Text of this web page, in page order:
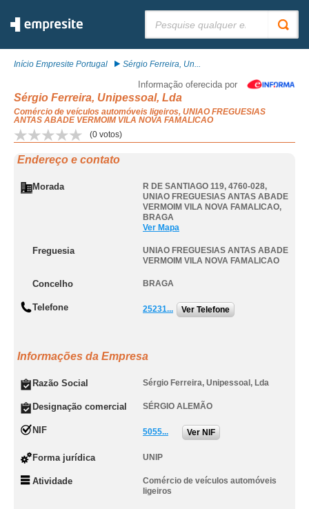
Início Empresite Portugal Sérgio Ferreira, Un...
Informação oferecida por
Sérgio Ferreira, Unipessoal, Lda
Comércio de veículos automóveis ligeiros, UNIAO FREGUESIAS
ANTAS ABADE VERMOIM VILA NOVA FAMALICAO
(0 votos)
Endereço e contato
Morada R DE SANTIAGO 119, 4760-028,
UNIAO FREGUESIAS ANTAS ABADE
VERMOIM VILA NOVA FAMALICAO,
BRAGA
Ver Mapa
Freguesia
UNIAO FREGUESIAS ANTAS ABADE
VERMOIM VILA NOVA FAMALICAO
Concelho BRAGA
Telefone 25231... Ver Telefone
Informações da Empresa
Razão Social Sérgio Ferreira, Unipessoal, Lda
Designação comercial SÉRGIO ALEMÃO
NIF 5055... Ver NIF
Forma jurídica UNIP
Atividade
Comércio de veículos automóveis
ligeiros